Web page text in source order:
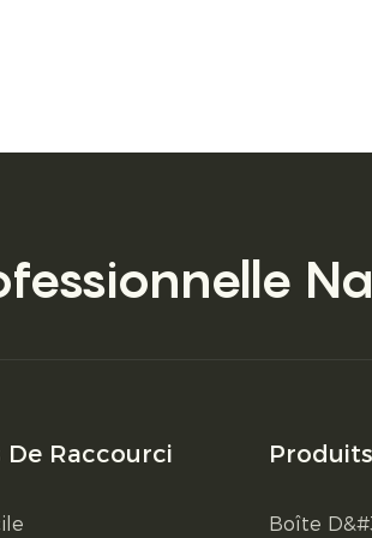
De Raccourci Produits
Boîte